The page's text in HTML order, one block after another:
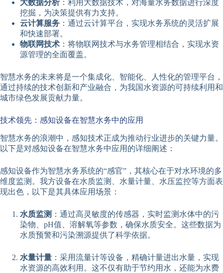
大数据分析：利用大数据技术，对海量水务数据进行深度
挖掘，为决策提供有力支持。
云计算服务 ：通过云计算平台，实现水务系统的灵活扩展
和快速部署。
物联网技术 ：将物联网技术与水务管理相结合，实现水资
源管理的全面覆盖。
智慧水务的未来将是一个集成化、智能化、人性化的管理平台，
通过持续的技术创新和产业融合，为我国水资源的可持续利用和
城市绿色发展贡献力量。
技术领先：感知设备在智慧水务中的应用
智慧水务的浪潮中，感知技术正成为推动行业进步的关键力量。
以下是对感知设备在智慧水务中应用的详细阐述：
感知设备作为智慧水务系统的“感官”，其核心在于对水环境的多
维度监测。我方设备在水质监测、水量计量、水压监控等方面表
现出色，以下是其具体应用场景：
水质监测 ：通过高灵敏度的传感器，实时监测水体中的污
染物、pH值、溶解氧等参数，确保水质安全。这些数据为
水质预警和污染溯源提供了科学依据。
水量计量 ：采用流量计等设备，精确计量进出水量，实现
水资源的高效利用。这不仅有助于节约用水，还能为水费